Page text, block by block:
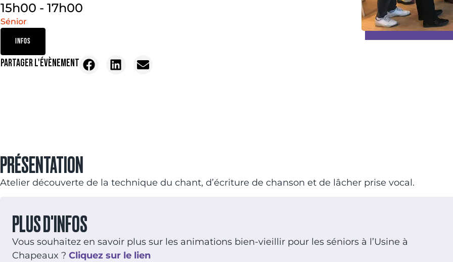
15h00 - 17h00
Sénior
INFOS
PARTAGER L'ÉVÈNEMENT
PRÉSENTATION
Atelier découverte de la technique du chant, d’écriture de chanson et de lâcher prise vocal.
PLUS D'INFOS
Vous souhaitez en savoir plus sur les animations bien-vieillir pour les séniors à l’Usine à
Chapeaux ? Cliquez sur le lien